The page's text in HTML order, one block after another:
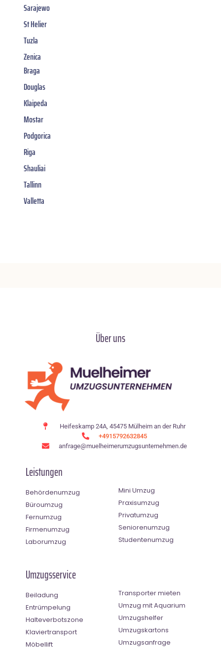
Sarajewo
St Helier
Tuzla
Zenica
Braga
Douglas
Klaipeda
Mostar
Podgorica
Riga
Shauliai
Tallinn
Valletta
Über uns
Heifeskamp 24A, 45475 Mülheim an der Ruhr
+4915792632845
anfrage@muelheimerumzugsunternehmen.de
Leistungen
Behördenumzug
Büroumzug
Fernumzug
Firmenumzug
Laborumzug
Mini Umzug
Praxisumzug
Privatumzug
Seniorenumzug
Studentenumzug
Umzugsservice
Beiladung
Entrümpelung
Halteverbotszone
Klaviertransport
Möbellift
Transporter mieten
Umzug mit Aquarium
Umzugshelfer
Umzugskartons
Umzugsanfrage